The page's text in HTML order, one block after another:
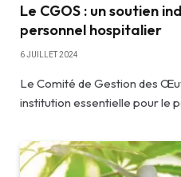
Le CGOS : un soutien
personnel hospitalier
6 JUILLET 2024
Le Comité de Gestion des
institution essentielle pour le